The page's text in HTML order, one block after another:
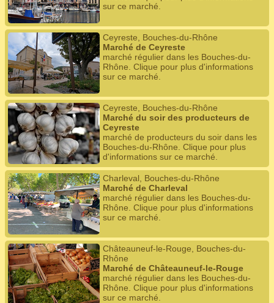
sur ce marché.
Ceyreste, Bouches-du-Rhône
Marché de Ceyreste
marché régulier dans les Bouches-du-
Rhône. Clique pour plus d'informations
sur ce marché.
Ceyreste, Bouches-du-Rhône
Marché du soir des producteurs de
Ceyreste
marché de producteurs du soir dans les
Bouches-du-Rhône. Clique pour plus
d'informations sur ce marché.
Charleval, Bouches-du-Rhône
Marché de Charleval
marché régulier dans les Bouches-du-
Rhône. Clique pour plus d'informations
sur ce marché.
Châteauneuf-le-Rouge, Bouches-du-
Rhône
Marché de Châteauneuf-le-Rouge
marché régulier dans les Bouches-du-
Rhône. Clique pour plus d'informations
sur ce marché.